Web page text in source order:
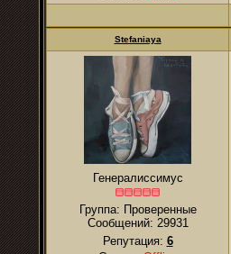
Stefaniaya
Генералиссимус
Группа: Проверенные
Сообщений: 29931
Репутация: 6